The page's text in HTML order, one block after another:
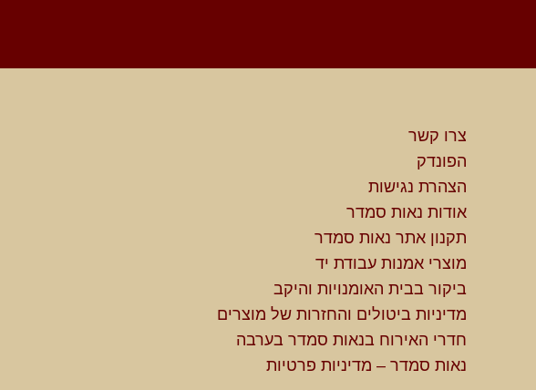
צרו קשר
הפונדק
הצהרת נגישות
אודות נאות סמדר
תקנון אתר נאות סמדר
מוצרי אמנות עבודת יד
ביקור בבית האומנויות והיקב
מדיניות ביטולים והחזרות של מוצרים
חדרי האירוח בנאות סמדר בערבה
נאות סמדר – מדיניות פרטיות